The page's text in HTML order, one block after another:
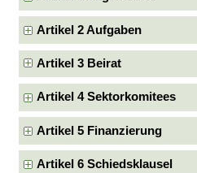
Artikel 2 Aufgaben
Artikel 3 Beirat
Artikel 4 Sektorkomitees
Artikel 5 Finanzierung
Artikel 6 Schiedsklausel